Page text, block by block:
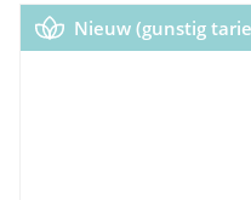
Nieuw (gunstig